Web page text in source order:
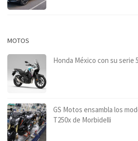
MOTOS
Honda México con su serie
GS Motos ensambla los
T250x de Morbidelli